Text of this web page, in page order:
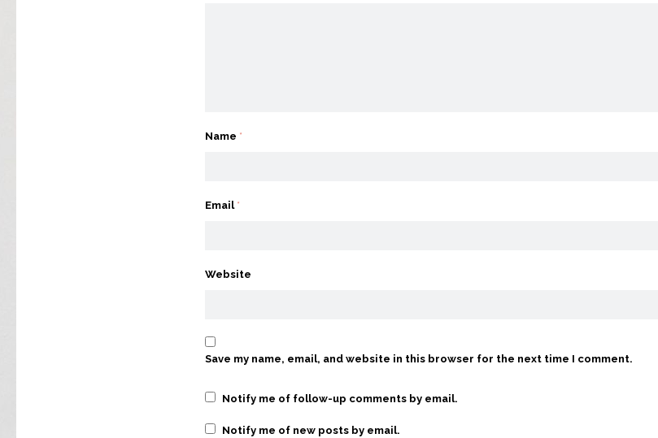
Name *
Email *
Website
Save my name, email, and website in this browser for the next time I comment.
Notify me of follow-up comments by email.
Notify me of new posts by email.